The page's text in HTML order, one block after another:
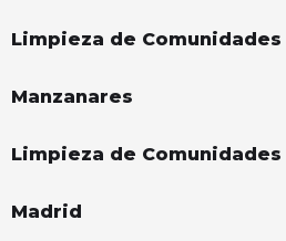
Limpieza de Comunidades
Manzanares
Limpieza de Comunidades
Madrid